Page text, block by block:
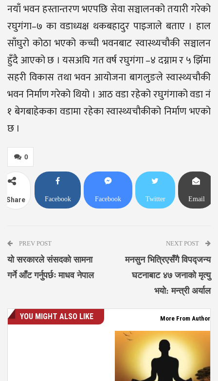
नयाँ भवन हस्तान्तरण भएपछि सेवा सञ्चालनको तयारी गरेको
रघुगंगा–७ का वडाध्यक्ष थकबहादुर पाइजाले बताए । हाल
साँघुरो कोठा भएको कच्ची भवनबाट स्वास्थ्यचौकी सञ्चालन
हुँदै आएको छ । यसअघि गत वर्ष रघुगंगा –४ दग्नाम र ५ झिँमा
सहरी विकास तथा भवन आयोजना बागलुङले स्वास्थ्यचौकी
भवन निर्माण गरेको थियो । आठ वडा रहेको रघुगंगाको वडा नं
१ बेगबाहेकका वडामा रहेका स्वास्थ्यचौकीको निर्माण भएको
छ ।
0
Share Facebook Facebook Twitter Email
PREV POST
यो सरकारले संसदको सामना
गर्ने आँट गर्नुपर्छः माधव नेपाल
NEXT POST
मनसुन भित्रिएसँगै विपद्जन्य
घटनाबाट ४७ जनाको मृत्यु
भयो: मन्त्री अर्याल
YOU MIGHT ALSO LIKE More From Author